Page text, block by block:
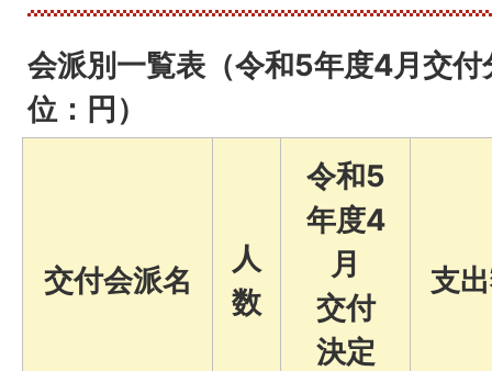
会派別一覧表（令和5年度4月交付
位：円）
交付会派名
人
数
令和5
年度4
月
交付
決定
支